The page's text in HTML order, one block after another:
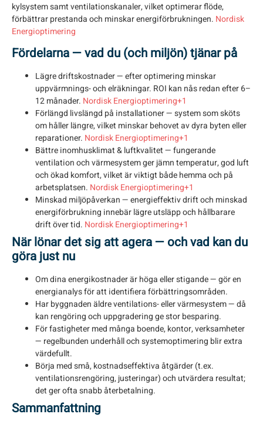
kylsystem samt ventilationskanaler, vilket optimerar flöde,
förbättrar prestanda och minskar energiförbrukningen. Nordisk
Energioptimering
Fördelarna — vad du (och miljön) tjänar på
Lägre driftskostnader— efter optimering minskar
uppvärmnings- och elräkningar. ROI kan nås redan efter 6–
12 månader. Nordisk Energioptimering+1
Förlängd livslängd på installationer— system som sköts
om håller längre, vilket minskar behovet av dyra byten eller
reparationer. Nordisk Energioptimering+1
Bättre inomhusklimat & luftkvalitet— fungerande
ventilation och värmesystem ger jämn temperatur, god luft
och ökad komfort, vilket är viktigt både hemma och på
arbetsplatsen. Nordisk Energioptimering+1
Minskad miljöpåverkan— energieffektiv drift och minskad
energiförbrukning innebär lägre utsläpp och hållbarare
drift över tid. Nordisk Energioptimering+1
När lönar det sig att agera — och vad kan du
göra just nu
Om dina energikostnader är höga eller stigande — gör en
energianalys för att identifiera förbättringsområden.
Har byggnaden äldre ventilations- eller värmesystem — då
kan rengöring och uppgradering ge stor besparing.
För fastigheter med många boende, kontor, verksamheter
— regelbunden underhåll och systemoptimering blir extra
värdefullt.
Börja med små, kostnadseffektiva åtgärder (t.ex.
ventilationsrengöring, justeringar) och utvärdera resultat;
det ger ofta snabb återbetalning.
Sammanfattning